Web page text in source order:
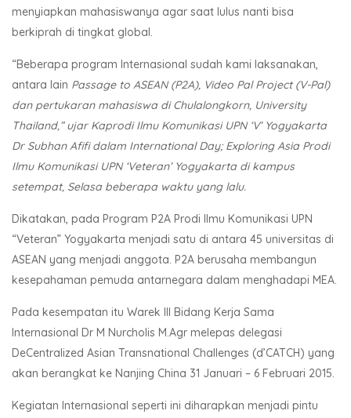
menyiapkan mahasiswanya agar saat lulus nanti bisa
berkiprah di tingkat global.
“Beberapa program Internasional sudah kami laksanakan,
antara lain Passage to ASEAN (P2A), Video Pal Project (V-Pal)
dan pertukaran mahasiswa di Chulalongkorn, University
Thailand,” ujar Kaprodi Ilmu Komunikasi UPN ‘V’ Yogyakarta
Dr Subhan Afifi dalam International Day; Exploring Asia Prodi
Ilmu Komunikasi UPN ‘Veteran’ Yogyakarta di kampus
setempat, Selasa beberapa waktu yang lalu.
Dikatakan, pada Program P2A Prodi Ilmu Komunikasi UPN
“Veteran” Yogyakarta menjadi satu di antara 45 universitas di
ASEAN yang menjadi anggota. P2A berusaha membangun
kesepahaman pemuda antarnegara dalam menghadapi MEA.
Pada kesempatan itu Warek III Bidang Kerja Sama
Internasional Dr M Nurcholis M.Agr melepas delegasi
DeCentralized Asian Transnational Challenges (d’CATCH) yang
akan berangkat ke Nanjing China 31 Januari – 6 Februari 2015.
Kegiatan Internasional seperti ini diharapkan menjadi pintu